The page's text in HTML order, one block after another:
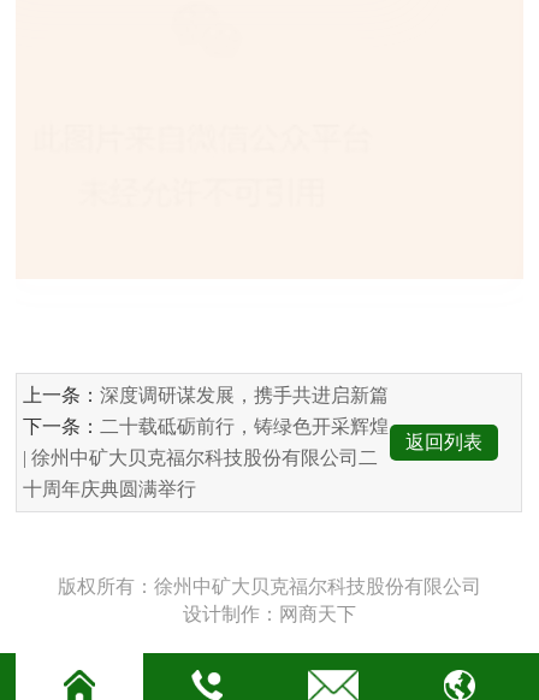
上一条：深度调研谋发展，携手共进启新篇
下一条：二十载砥砺前行，铸绿色开采辉煌
| 徐州中矿大贝克福尔科技股份有限公司二
十周年庆典圆满举行
返回列表
版权所有：徐州中矿大贝克福尔科技股份有限公司
设计制作：网商天下